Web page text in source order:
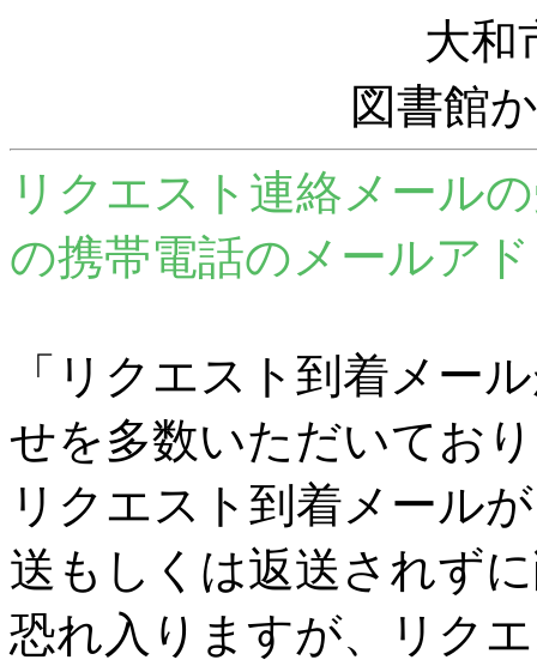
大和
図書館
リクエスト連絡メール
の携帯電話のメールア
「リクエスト到着メー
せを多数いただいてお
リクエスト到着メール
送もしくは返送されず
恐れ入りますが、リク